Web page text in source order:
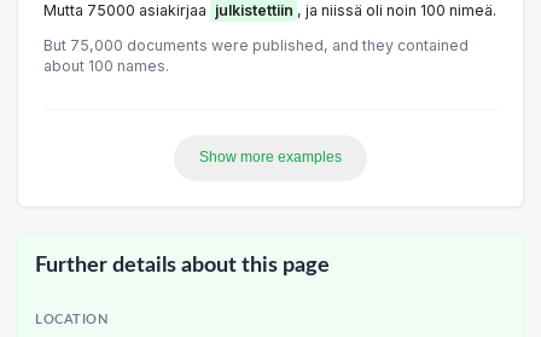
Mutta 75000 asiakirjaa julkistettiin , ja niissä oli noin 100 nimeä.
But 75,000 documents were published, and they contained
about 100 names.
Show more examples
Further details about this page
LOCATION